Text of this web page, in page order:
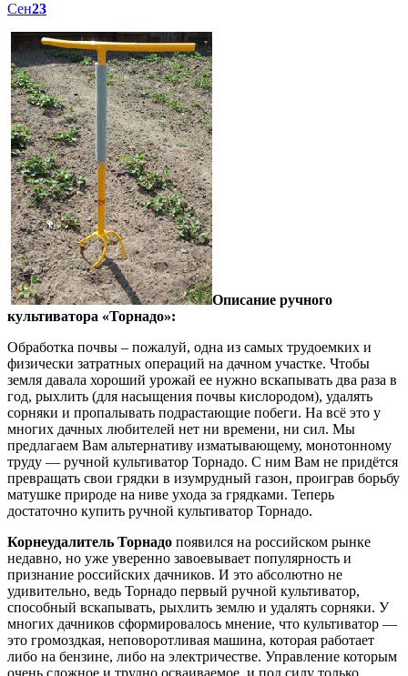
Сен23
Описание ручного
культиватора «Торнадо»:
Обработка почвы – пожалуй, одна из самых трудоемких и
физически затратных операций на дачном участке. Чтобы
земля давала хороший урожай ее нужно вскапывать два раза в
год, рыхлить (для насыщения почвы кислородом), удалять
сорняки и пропалывать подрастающие побеги. На всё это у
многих дачных любителей нет ни времени, ни сил. Мы
предлагаем Вам альтернативу изматывающему, монотонному
труду — ручной культиватор Торнадо. С ним Вам не придётся
превращать свои грядки в изумрудный газон, проиграв борьбу
матушке природе на ниве ухода за грядками. Теперь
достаточно купить ручной культиватор Торнадо.
Корнеудалитель Торнадо появился на российском рынке
недавно, но уже уверенно завоевывает популярность и
признание российских дачников. И это абсолютно не
удивительно, ведь Торнадо первый ручной культиватор,
способный вскапывать, рыхлить землю и удалять сорняки. У
многих дачников сформировалось мнение, что культиватор —
это громоздкая, неповоротливая машина, которая работает
либо на бензине, либо на электричестве. Управление которым